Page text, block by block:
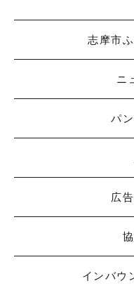
志摩市
ニ
パ
広
インバウ